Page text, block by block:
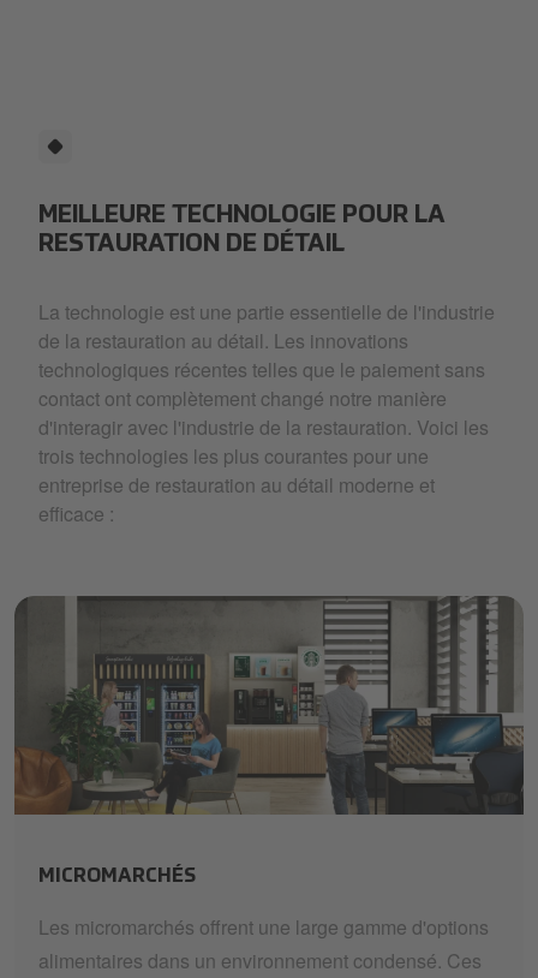
MEILLEURE TECHNOLOGIE POUR LA
RESTAURATION DE DÉTAIL
La technologie est une partie essentielle de l'industrie
de la restauration au détail. Les innovations
technologiques récentes telles que le paiement sans
contact ont complètement changé notre manière
d'interagir avec l'industrie de la restauration. Voici les
trois technologies les plus courantes pour une
entreprise de restauration au détail moderne et
efficace :
MICROMARCHÉS
Les micromarchés offrent une large gamme d'options
alimentaires dans un environnement condensé. Ces